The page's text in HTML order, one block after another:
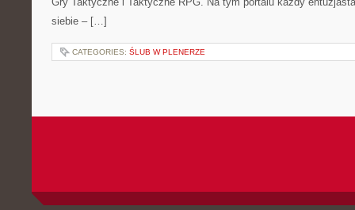
siebie – […]
CATEGORIES: ŚLUB W PLENERZE